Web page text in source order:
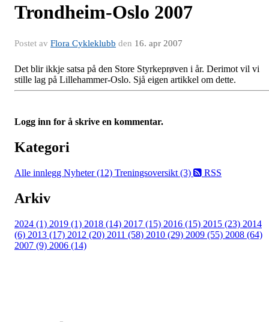
Trondheim-Oslo 2007
Postet av Flora Cykleklubb den 16. apr 2007
Det blir ikkje satsa på den Store Styrkeprøven i år. Derimot vil vi
stille lag på Lillehammer-Oslo. Sjå eigen artikkel om dette.
Logg inn for å skrive en kommentar.
Kategori
Alle innlegg Nyheter (12) Treningsoversikt (3) RSS
Arkiv
2024 (1) 2019 (1) 2018 (14) 2017 (15) 2016 (15) 2015 (23) 2014
(6) 2013 (17) 2012 (20) 2011 (58) 2010 (29) 2009 (55) 2008 (64)
2007 (9) 2006 (14)